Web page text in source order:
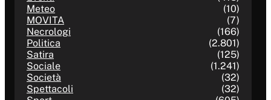
Meteo
(10)
MOVITA
(7)
Necrologi
(166)
Politica
(2.801)
Satira
(125)
Sociale
(1.241)
Società
(32)
Spettacoli
(32)